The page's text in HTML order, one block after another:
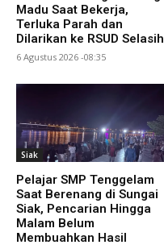
Madu Saat Bekerja,
Terluka Parah dan
Dilarikan ke RSUD Selasih
6 Agustus 2026 -08:35
Siak
Pelajar SMP Tenggelam
Saat Berenang di Sungai
Siak, Pencarian Hingga
Malam Belum
Membuahkan Hasil